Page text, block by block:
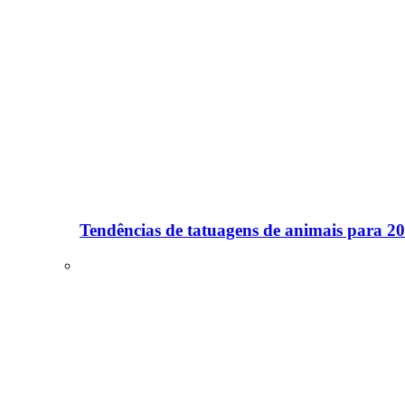
Tendências de tatuagens de animais para